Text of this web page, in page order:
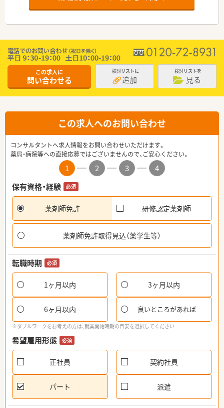
この求人に
問い合わせる
検討リストに
追加
検討リストを
見る
この求人へのお問い合わせ
コンサルタントへ求人情報をお問い合わせいただけます。
薬局・病院等への直接応募ではございませんので、ご安心ください。
1 2 3
4
保有資格・経験
必須
薬剤師免許 研修認定薬剤師
薬剤師免許取得見込（薬学生等）
転職時期 必須
1ヶ月以内 3ヶ月以内
6ヶ月以内 良いところがあれば
※ダブルワークをお考えの方は、就業開始時期の目安を選択してください
希望雇用形態 必須
正社員 契約社員
パート 派遣